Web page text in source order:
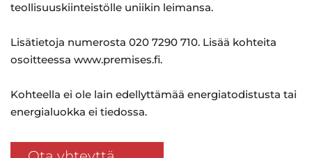
teollisuuskiinteistölle uniikin leimansa.
Lisätietoja numerosta 020 7290 710. Lisää kohteita
osoitteessa www.premises.fi.
Kohteella ei ole lain edellyttämää energiatodistusta tai
energialuokka ei tiedossa.